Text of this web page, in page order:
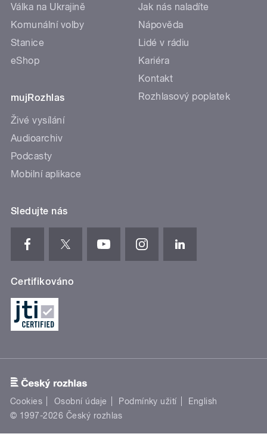
Válka na Ukrajině
Komunální volby
Stanice
eShop
mujRozhlas
Živé vysílání
Audioarchiv
Podcasty
Mobilní aplikace
Jak nás naladíte
Nápověda
Lidé v rádiu
Kariéra
Kontakt
Rozhlasový poplatek
Sledujte nás
Certifikováno
Cookies Osobní údaje Podmínky užití
English
© 1997-2026 Český rozhlas